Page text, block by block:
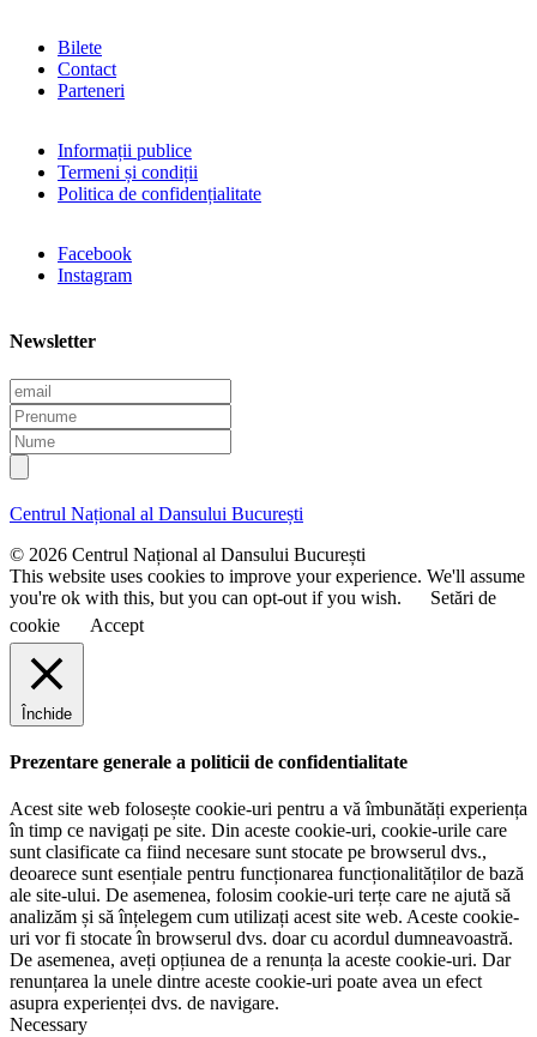
Bilete
Contact
Parteneri
Informații publice
Termeni și condiții
Politica de confidențialitate
Facebook
Instagram
Newsletter
E
m
a
i
l
P
r
e
n
m
N
u
m
e
Centrul Național al Dansului București
© 2026 Centrul Național al Dansului București
This website uses cookies to improve your experience. We'll assume
you're ok with this, but you can opt-out if you wish.
Setări de
cookie
Accept
Închide
Prezentare generale a politicii de confidentialitate
Acest site web folosește cookie-uri pentru a vă îmbunătăți experiența
în timp ce navigați pe site. Din aceste cookie-uri, cookie-urile care
sunt clasificate ca fiind necesare sunt stocate pe browserul dvs.,
deoarece sunt esențiale pentru funcționarea funcționalităților de bază
ale site-ului. De asemenea, folosim cookie-uri terțe care ne ajută să
analizăm și să înțelegem cum utilizați acest site web. Aceste cookie-
uri vor fi stocate în browserul dvs. doar cu acordul dumneavoastră.
De asemenea, aveți opțiunea de a renunța la aceste cookie-uri. Dar
renunțarea la unele dintre aceste cookie-uri poate avea un efect
asupra experienței dvs. de navigare.
Necessary